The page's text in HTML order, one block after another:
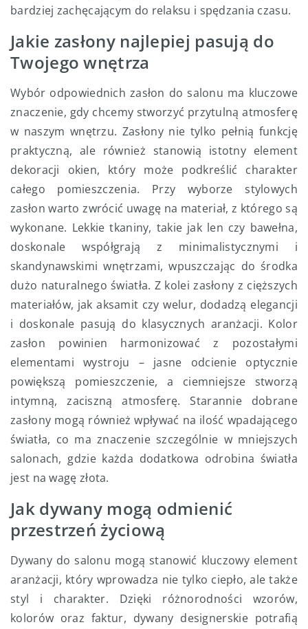
bardziej zachęcającym do relaksu i spędzania czasu.
Jakie zasłony najlepiej pasują do
Twojego wnętrza
Wybór odpowiednich zasłon do salonu ma kluczowe
znaczenie, gdy chcemy stworzyć przytulną atmosferę
w naszym wnętrzu. Zasłony nie tylko pełnią funkcję
praktyczną, ale również stanowią istotny element
dekoracji okien, który może podkreślić charakter
całego pomieszczenia. Przy wyborze stylowych
zasłon warto zwrócić uwagę na materiał, z którego są
wykonane. Lekkie tkaniny, takie jak len czy bawełna,
doskonale współgrają z minimalistycznymi i
skandynawskimi wnętrzami, wpuszczając do środka
dużo naturalnego światła. Z kolei zasłony z cięższych
materiałów, jak aksamit czy welur, dodadzą elegancji
i doskonale pasują do klasycznych aranżacji. Kolor
zasłon powinien harmonizować z pozostałymi
elementami wystroju – jasne odcienie optycznie
powiększą pomieszczenie, a ciemniejsze stworzą
intymną, zaciszną atmosferę. Starannie dobrane
zasłony mogą również wpływać na ilość wpadającego
światła, co ma znaczenie szczególnie w mniejszych
salonach, gdzie każda dodatkowa odrobina światła
jest na wagę złota.
Jak dywany mogą odmienić
przestrzeń życiową
Dywany do salonu mogą stanowić kluczowy element
aranżacji, który wprowadza nie tylko ciepło, ale także
styl i charakter. Dzięki różnorodności wzorów,
kolorów oraz faktur, dywany designerskie potrafią